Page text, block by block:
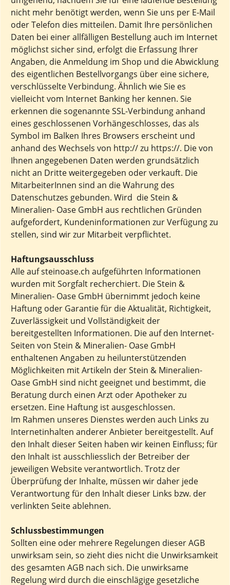
nicht mehr benötigt werden, wenn Sie uns per E-Mail
oder Telefon dies mitteilen. Damit Ihre persönlichen
Daten bei einer allfälligen Bestellung auch im Internet
möglichst sicher sind, erfolgt die Erfassung Ihrer
Angaben, die Anmeldung im Shop und die Abwicklung
des eigentlichen Bestellvorgangs über eine sichere,
verschlüsselte Verbindung. Ähnlich wie Sie es
vielleicht vom Internet Banking her kennen. Sie
erkennen die sogenannte SSL-Verbindung anhand
eines geschlossenen Vorhängeschlosses, das als
Symbol im Balken Ihres Browsers erscheint und
anhand des Wechsels von http:// zu https://. Die von
Ihnen angegebenen Daten werden grundsätzlich
nicht an Dritte weitergegeben oder verkauft. Die
MitarbeiterInnen sind an die Wahrung des
Datenschutzes gebunden. Wird die Stein &
Mineralien- Oase GmbH aus rechtlichen Gründen
aufgefordert, Kundeninformationen zur Verfügung zu
stellen, sind wir zur Mitarbeit verpflichtet.
Haftungsausschluss
Alle auf steinoase.ch aufgeführten Informationen
wurden mit Sorgfalt recherchiert. Die Stein &
Mineralien- Oase GmbH übernimmt jedoch keine
Haftung oder Garantie für die Aktualität, Richtigkeit,
Zuverlässigkeit und Vollständigkeit der
bereitgestellten Informationen. Die auf den Internet-
Seiten von Stein & Mineralien- Oase GmbH
enthaltenen Angaben zu heilunterstützenden
Möglichkeiten mit Artikeln der Stein & Mineralien-
Oase GmbH sind nicht geeignet und bestimmt, die
Beratung durch einen Arzt oder Apotheker zu
ersetzen. Eine Haftung ist ausgeschlossen.
Im Rahmen unseres Dienstes werden auch Links zu
Internetinhalten anderer Anbieter bereitgestellt. Auf
den Inhalt dieser Seiten haben wir keinen Einfluss; für
den Inhalt ist ausschliesslich der Betreiber der
jeweiligen Website verantwortlich. Trotz der
Überprüfung der Inhalte, müssen wir daher jede
Verantwortung für den Inhalt dieser Links bzw. der
verlinkten Seite ablehnen.
Schlussbestimmungen
Sollten eine oder mehrere Regelungen dieser AGB
unwirksam sein, so zieht dies nicht die Unwirksamkeit
des gesamten AGB nach sich. Die unwirksame
Regelung wird durch die einschlägige gesetzliche